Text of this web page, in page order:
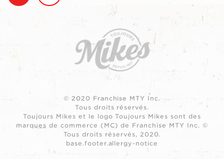
© 2020 Franchise MTY Inc.
Tous droits réservés.
Toujours Mikes et le logo Toujours Mikes sont des
marques de commerce (MC) de Franchise MTY Inc. ©
Tous droits réservés, 2020.
base.footer.allergy-notice